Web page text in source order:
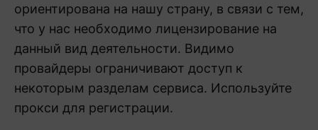
ориентирована на нашу страну, в связи с тем,
что у нас необходимо лицензирование на
данный вид деятельности. Видимо
провайдеры ограничивают доступ к
некоторым разделам сервиса. Используйте
прокси для регистрации.